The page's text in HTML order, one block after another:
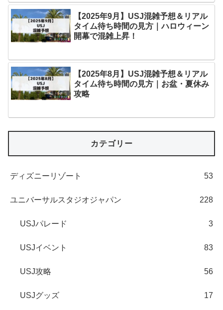
【2025年9月】USJ混雑予想＆リアル
タイム待ち時間の見方｜ハロウィーン
開幕で混雑上昇！
【2025年8月】USJ混雑予想＆リアル
タイム待ち時間の見方｜お盆・夏休み
攻略
カテゴリー
ディズニーリゾート 53
ユニバーサルスタジオジャパン 228
USJパレード 3
USJイベント 83
USJ攻略 56
USJグッズ 17